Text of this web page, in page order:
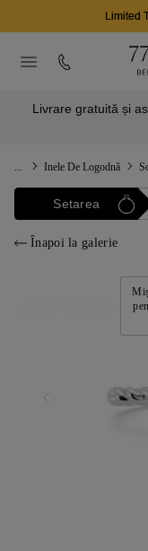
Limited
Livrare gratuită și
Inele De Logodnă
Setarea
Înapoi la galerie